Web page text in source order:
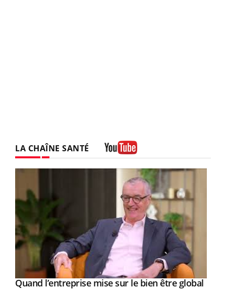
LA CHAÎNE SANTÉ
Youtube
Quand l’entreprise mise sur le bien être global